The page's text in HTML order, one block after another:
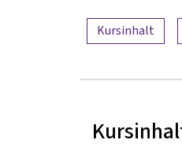
Kursinhalt